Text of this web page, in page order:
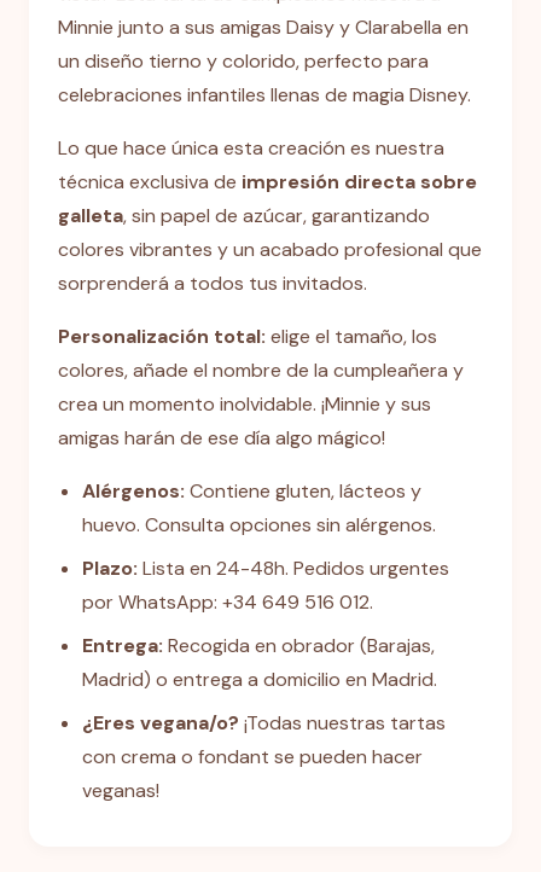
Minnie junto a sus amigas Daisy y Clarabella en
un diseño tierno y colorido, perfecto para
celebraciones infantiles llenas de magia Disney.
Lo que hace única esta creación es nuestra
técnica exclusiva de impresión directa sobre
galleta, sin papel de azúcar, garantizando
colores vibrantes y un acabado profesional que
sorprenderá a todos tus invitados.
Personalización total: elige el tamaño, los
colores, añade el nombre de la cumpleañera y
crea un momento inolvidable. ¡Minnie y sus
amigas harán de ese día algo mágico!
Alérgenos: Contiene gluten, lácteos y
huevo. Consulta opciones sin alérgenos.
Plazo: Lista en 24-48h. Pedidos urgentes
por WhatsApp: +34 649 516 012.
Entrega: Recogida en obrador (Barajas,
Madrid) o entrega a domicilio en Madrid.
¿Eres vegana/o? ¡Todas nuestras tartas
con crema o fondant se pueden hacer
veganas!